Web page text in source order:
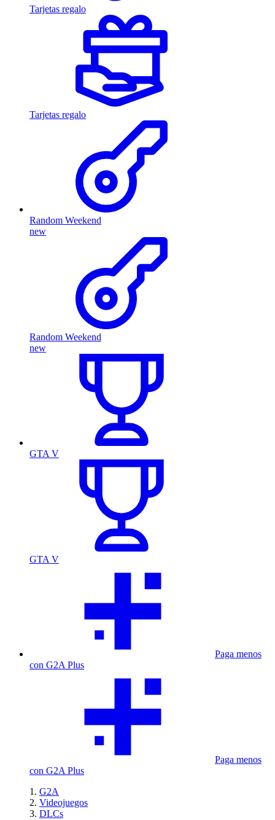
Tarjetas regalo
Tarjetas regalo
Random Weekend
new
Random Weekend
new
GTA V
GTA V
Paga menos
con G2A Plus
Paga menos
con G2A Plus
G2A
Videojuegos
DLCs